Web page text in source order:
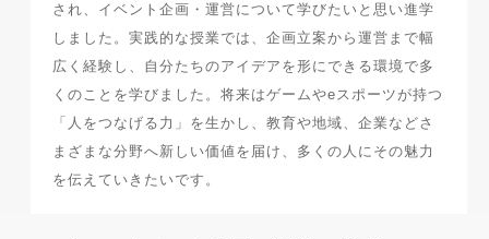
入試情報
神戸電子について
され、イベント企画・運営について学びたいと思い進学
しました。実践的な授業では、企画立案から運営まで幅
広く経験し、自分たちのアイデアを形にできる環境で多
くのことを学びました。将来はゲームやeスポーツが持つ
「人をつなげる力」を生かし、教育や地域、企業などさ
まざまな分野へ新しい価値を届け、多くの人にその魅力
を伝えていきたいです。